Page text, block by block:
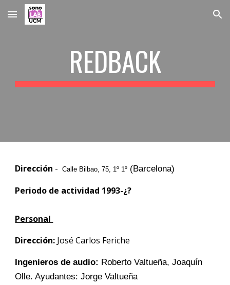
Skip to main content Skip to navigation
REDBACK
Dirección -Calle Bilbao, 75, 1º 1º (Barcelona)
Periodo de actividad 1993-¿?
Personal
Dirección: José Carlos Feriche
Ingenieros de audio: Roberto Valtueña, Joaquín
Olle. Ayudantes: Jorge Valtueña